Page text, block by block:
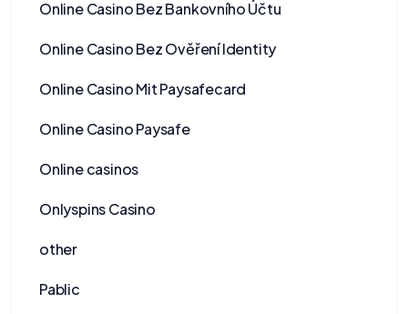
Online Casino Bez Bankovního Účtu
Online Casino Bez Ověření Identity
Online Casino Mit Paysafecard
Online Casino Paysafe
Online casinos
Onlyspins Casino
other
Pablic